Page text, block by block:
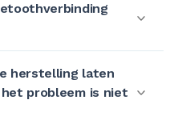
herstelling laten
probleem is niet